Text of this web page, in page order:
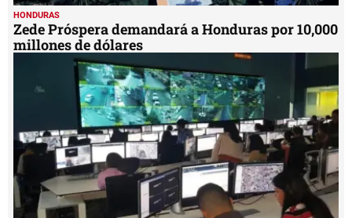
HONDURAS
Zede Próspera demandará a Honduras por 10,000
millones de dólares